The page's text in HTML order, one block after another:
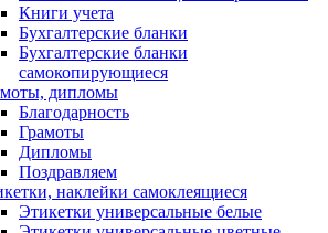
Книги учета
Бухгалтерские бланки
Бухгалтерские бланки
самокопирующиеся
дипломы
Благодарность
Грамоты
Дипломы
Поздравляем
наклейки самоклеящиеся
Этикетки универсальные белые